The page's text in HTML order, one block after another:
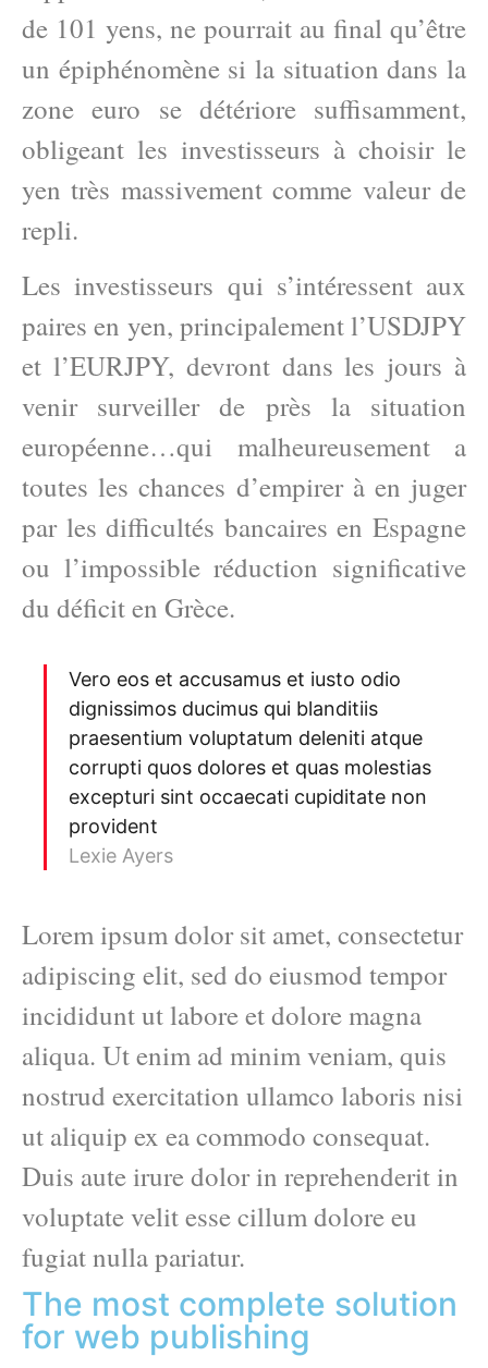
de 101 yens, ne pourrait au final qu’être
un épiphénomène si la situation dans la
zone euro se détériore suffisamment,
obligeant les investisseurs à choisir le
yen très massivement comme valeur de
repli.
Les investisseurs qui s’intéressent aux
paires en yen, principalement l’USDJPY
et l’EURJPY, devront dans les jours à
venir surveiller de près la situation
européenne…qui malheureusement a
toutes les chances d’empirer à en juger
par les difficultés bancaires en Espagne
ou l’impossible réduction significative
du déficit en Grèce.
Vero eos et accusamus et iusto odio
dignissimos ducimus qui blanditiis
praesentium voluptatum deleniti atque
corrupti quos dolores et quas molestias
excepturi sint occaecati cupiditate non
provident
Lexie Ayers
Lorem ipsum dolor sit amet, consectetur
adipiscing elit, sed do eiusmod tempor
incididunt ut labore et dolore magna
aliqua. Ut enim ad minim veniam, quis
nostrud exercitation ullamco laboris nisi
ut aliquip ex ea commodo consequat.
Duis aute irure dolor in reprehenderit in
voluptate velit esse cillum dolore eu
fugiat nulla pariatur.
The most complete solution
for web publishing